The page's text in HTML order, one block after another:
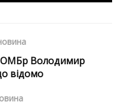
ОМБр Володимир
відомо